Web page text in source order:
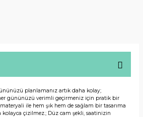
planlamanız artık daha kolay;
gününüzü verimli geçirmeniz için pratik bir
materyali ile hem şık hem de sağlam bir tasarıma
çizilmez.; Düz cam şekli, saatinizin